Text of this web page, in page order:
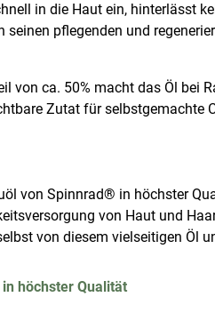
in die Haut ein, hinterlässt
seinen pflegenden und
von ca. 50% macht das Öl bei
Zutat für selbstgemachte
von Spinnrad® in höchster
von Haut und
von diesem vielseitigen Öl
höchster Qualität